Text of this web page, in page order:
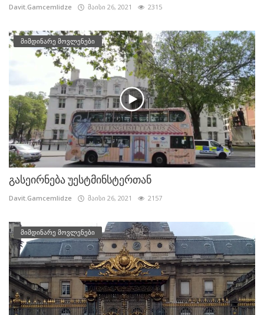
Davit.Gamcemlidze მაისი 26, 2021 2315
მიმდინარე მოვლენები
გასეირნება უესტმინსტერთან
Davit.Gamcemlidze მაისი 26, 2021 2157
მიმდინარე მოვლენები